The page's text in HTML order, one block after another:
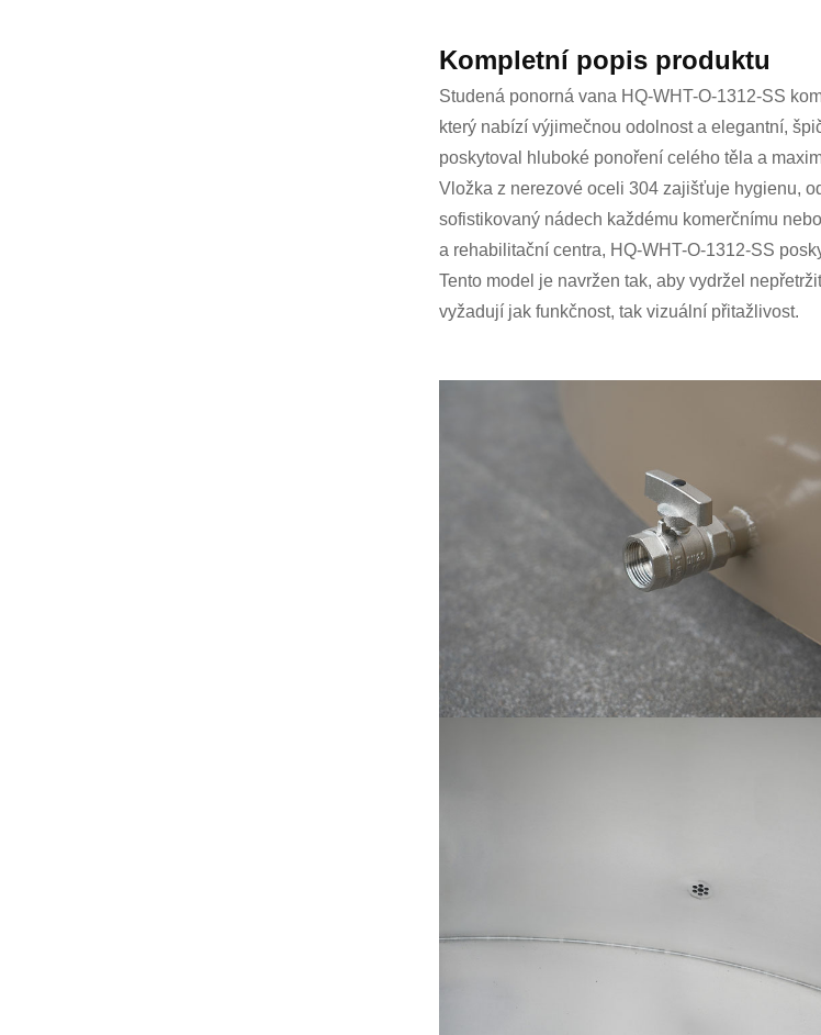
Kompletní popis produktu
Studená ponorná vana HQ-WHT-O-1312-SS
který nabízí výjimečnou odolnost a elegantní,
poskytoval hluboké ponoření celého těla a
Vložka z nerezové oceli 304 zajišťuje hygienu,
sofistikovaný nádech každému komerčnímu
a rehabilitační centra, HQ-WHT-O-1312-SS
Tento model je navržen tak, aby vydržel
vyžadují jak funkčnost, tak vizuální přitažlivost.